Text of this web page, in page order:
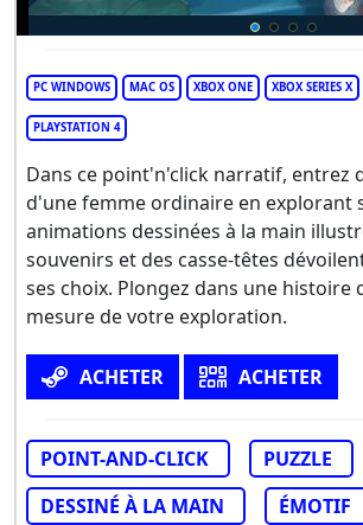
PC WINDOWS MAC OS XBOX ONE XBOX SERIES X
PLAYSTATION 4
Dans ce point'n'click narratif, entrez
d'une femme ordinaire en explorant
animations dessinées à la main
souvenirs et des casse-têtes
ses choix. Plongez dans une histoire
mesure de votre exploration.
ACHETER ACHETER
POINT-AND-CLICK
PUZZLE
DESSINÉ À LA MAIN
ÉMOTIF